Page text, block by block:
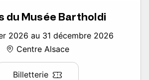
du Musée Bartholdi
2026 au 31 décembre 2026
Centre Alsace
Billetterie